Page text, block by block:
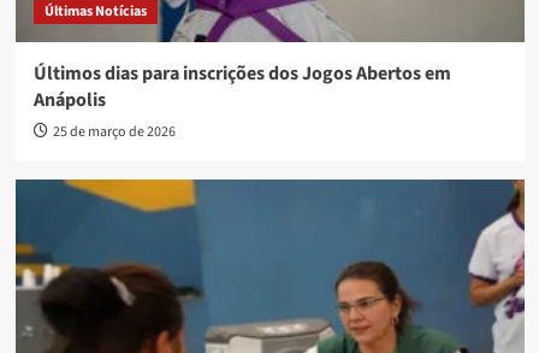
Últimas Notícias
Últimos dias para inscrições dos Jogos Abertos em
Anápolis
25 de março de 2026